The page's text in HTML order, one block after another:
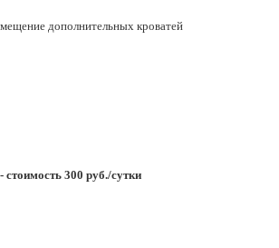
дополнительных кроватей
300 руб./сутки